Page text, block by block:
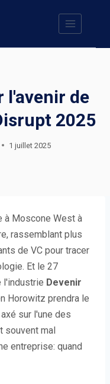
l'avenir de
2025
1 juillet 2025
à Moscone West à
rassemblant plus
de VC pour tracer
Et le 27
l'industrie Devenir
Horowitz prendra le
sur l'une des
souvent mal
entreprise: quand